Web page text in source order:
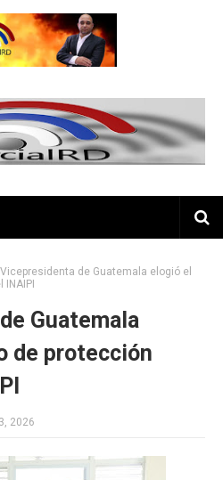
Vicepresidenta de Guatemala elogió el
Guatemala
de protección
2026